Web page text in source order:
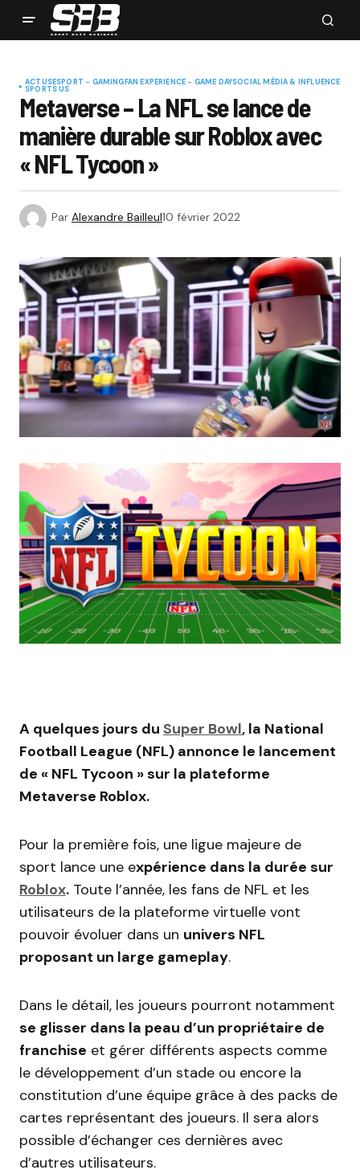
ACTUSESPORT - GAMINGFAN EXPERIENCE - GAME DAYSOCIAL MÉDIA & INFLUENCE
SPORTS US
Metaverse – La NFL se lance de
manière durable sur Roblox avec
« NFL Tycoon »
Par Alexandre Bailleul10 février 2022
A quelques jours du Super Bowl, la National
Football League (NFL) annonce le lancement
de « NFL Tycoon » sur la plateforme
Metaverse Roblox.
Pour la première fois, une ligue majeure de
sport lance une expérience dans la durée sur
Roblox. Toute l’année, les fans de NFL et les
utilisateurs de la plateforme virtuelle vont
pouvoir évoluer dans un univers NFL
proposant un large gameplay.
Dans le détail, les joueurs pourront notamment
se glisser dans la peau d’un propriétaire de
franchise et gérer différents aspects comme
le développement d’un stade ou encore la
constitution d’une équipe grâce à des packs de
cartes représentant des joueurs. Il sera alors
possible d’échanger ces dernières avec
d’autres utilisateurs.